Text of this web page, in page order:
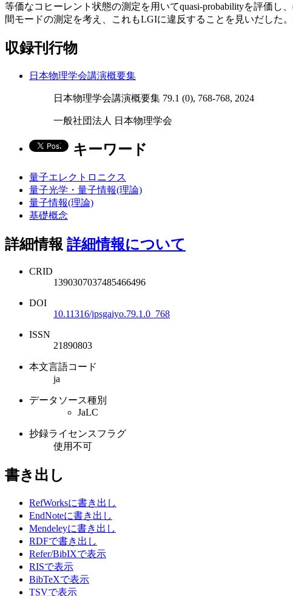
等価なコヒーレント状態の測定を用いてquasi-probabilityを評価
間モードの測定を考え、これもLGIに違反することを見いだした
収録刊行物
日本物理学会講演概要集
日本物理学会講演概要集 79.1 (0), 768-768, 2024
一般社団法人 日本物理学会
キーワード
量子エレクトロニクス
量子光学・量子情報(理論)
量子情報(理論)
基礎概念
詳細情報 詳細情報について
CRID
1390307037485466496
DOI
10.11316/jpsgaiyo.79.1.0_768
ISSN
21890803
本文言語コード
ja
データソース種別
JaLC
抄録ライセンスフラグ
使用不可
書き出し
RefWorksに書き出し
EndNoteに書き出し
Mendeleyに書き出し
RDFで書き出し
Refer/BibIXで表示
RISで表示
BibTeXで表示
TSVで表示